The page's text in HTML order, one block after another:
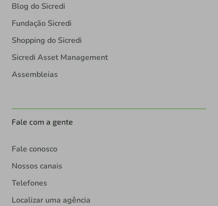
Blog do Sicredi
Fundação Sicredi
Shopping do Sicredi
Sicredi Asset Management
Assembleias
Fale com a gente
Fale conosco
Nossos canais
Telefones
Localizar uma agência